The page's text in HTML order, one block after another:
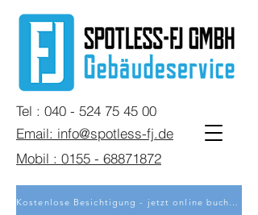
Mobil : 0155 - 68871872
Tel : 040 - 524 75 45 00
Email: info@spotless-fj.de
Kostenlose Besichtigung - jetzt online buchen